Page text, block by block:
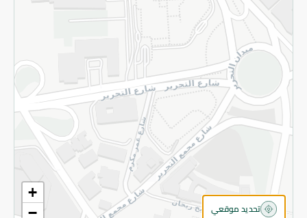
+
−
تحديد موقعي
©2026 - Spinneys | جميع الحقوق محفوظة